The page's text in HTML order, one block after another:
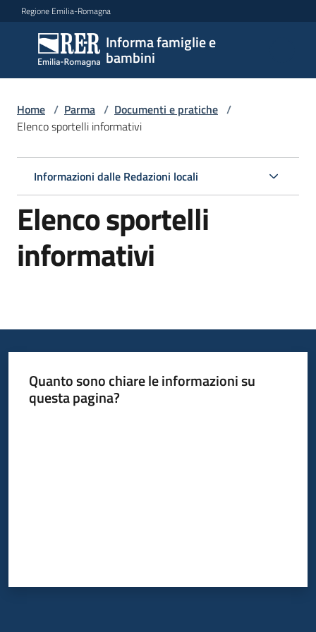
Vai al contenuto
Vai alla navigazione
Vai al footer
Regione Emilia-Romagna
Informa famiglie e
bambini
Informa
famiglie
e
bambini
Argomenti
Servizi
Centri
locali
Home / Parma / Documenti e pratiche /
Elenco sportelli informativi
Informazioni dalle Redazioni locali
Elenco sportelli
informativi
Quanto sono chiare le informazioni su
questa pagina?